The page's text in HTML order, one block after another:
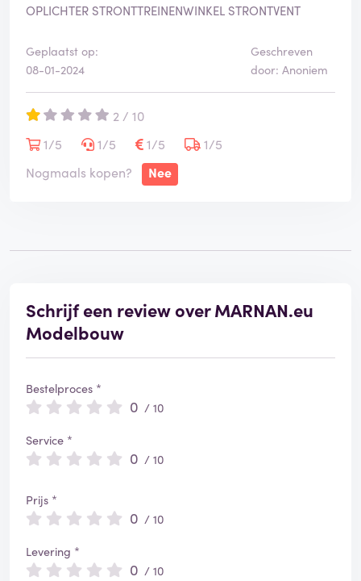
OPLICHTER STRONTTREINENWINKEL STRONTVENT
Geplaatst op:
08-01-2024
Geschreven
door: Anoniem
2 / 10
1/5
1/5 1/5
1/5
Nogmaals kopen?
Nee
Schrijf een review over MARNAN.eu
Modelbouw
Bestelproces *
0 / 10
Service *
0 / 10
Prijs *
0 / 10
Levering *
0 / 10